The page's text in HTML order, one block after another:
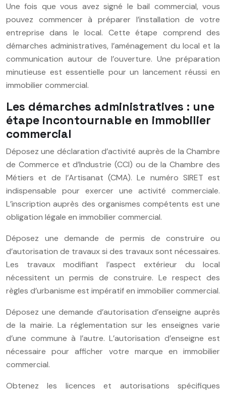
Une fois que vous avez signé le bail commercial, vous
pouvez commencer à préparer l’installation de votre
entreprise dans le local. Cette étape comprend des
démarches administratives, l’aménagement du local et la
communication autour de l’ouverture. Une préparation
minutieuse est essentielle pour un lancement réussi en
immobilier commercial.
Les démarches administratives : une
étape incontournable en immobilier
commercial
Déposez une déclaration d’activité auprès de la Chambre
de Commerce et d’Industrie (CCI) ou de la Chambre des
Métiers et de l’Artisanat (CMA). Le numéro SIRET est
indispensable pour exercer une activité commerciale.
L’inscription auprès des organismes compétents est une
obligation légale en immobilier commercial.
Déposez une demande de permis de construire ou
d’autorisation de travaux si des travaux sont nécessaires.
Les travaux modifiant l’aspect extérieur du local
nécessitent un permis de construire. Le respect des
règles d’urbanisme est impératif en immobilier commercial.
Déposez une demande d’autorisation d’enseigne auprès
de la mairie. La réglementation sur les enseignes varie
d’une commune à l’autre. L’autorisation d’enseigne est
nécessaire pour afficher votre marque en immobilier
commercial.
Obtenez les licences et autorisations spécifiques